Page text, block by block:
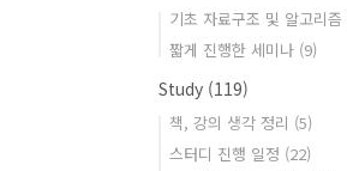
기초 자료구조 및 알고리즘
짧게 진행한 세미나 (9)
Study (119)
책, 강의 생각 정리 (5)
스터디 진행 일정 (22)